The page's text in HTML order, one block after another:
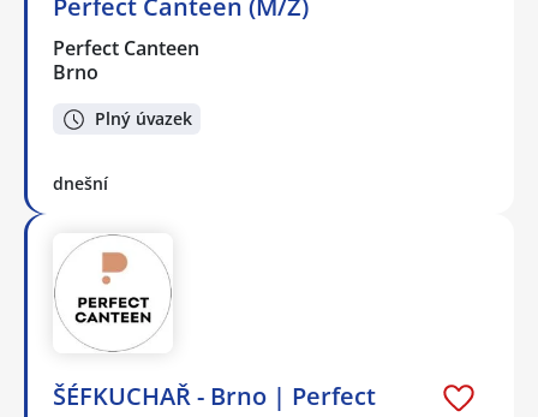
Perfect Canteen
Brno
Plný úvazek
dnešní
ŠÉFKUCHAŘ - Brno | Perfect